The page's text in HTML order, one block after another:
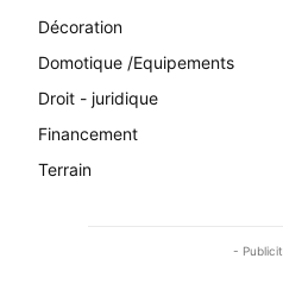
Décoration
Domotique /Equipements
Droit - juridique
Financement
Terrain
-